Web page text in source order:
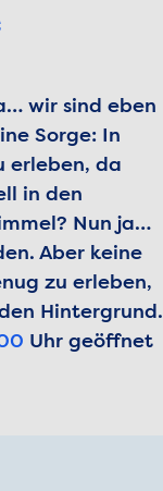
wir sind eben
Sorge: In
erleben, da
in den
Nun ja…
Aber keine
zu erleben,
Hintergrund.
Uhr geöffnet